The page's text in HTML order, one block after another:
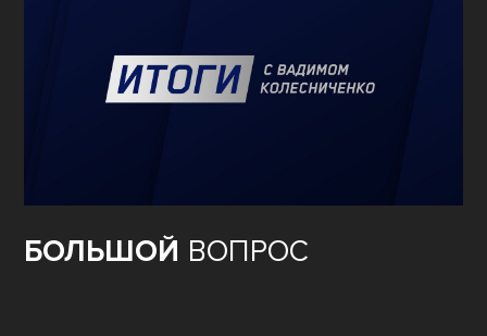
БОЛЬШОЙ ВОПРОС